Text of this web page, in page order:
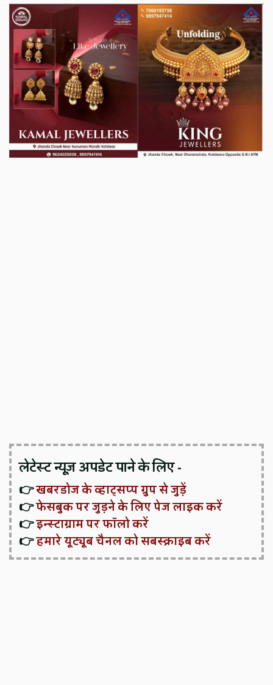
लेटेस्ट न्यूज़ अपडेट पाने के लिए -
👉खबरडोज के व्हाट्सप्प ग्रुप से जुड़ें
👉फेसबुक पर जुड़ने के लिए पेज लाइक करें
👉इन्स्टाग्राम पर फॉलो करें
👉हमारे यूट्यूब चैनल को सबस्क्राइब करें